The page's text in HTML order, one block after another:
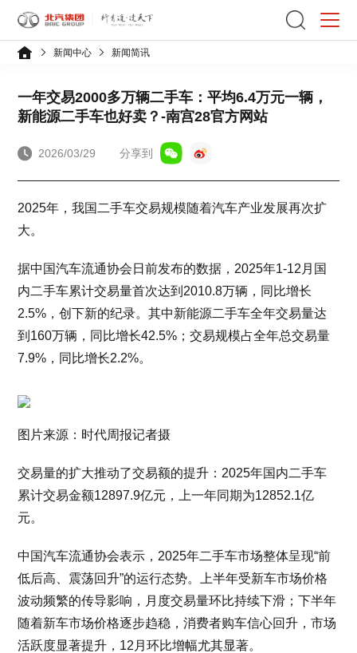
新闻中心 新闻简讯
一年交易2000多万辆二手车：平均6.4万元一辆，
新能源二手车也好卖？-南宫28官方网站
2026/03/29 分享到
2025年，我国二手车交易规模随着汽车产业发展再次扩
大。
据中国汽车流通协会日前发布的数据，2025年1-12月国
内二手车累计交易量首次达到2010.8万辆，同比增长
2.5%，创下新的纪录。其中新能源二手车全年交易量达
到160万辆，同比增长42.5%；交易规模占全年总交易量
7.9%，同比增长2.2%。
图片来源：时代周报记者摄
交易量的扩大推动了交易额的提升：2025年国内二手车
累计交易金额12897.9亿元，上一年同期为12852.1亿
元。
中国汽车流通协会表示，2025年二手车市场整体呈现“前
低后高、震荡回升”的运行态势。上半年受新车市场价格
波动频繁的传导影响，月度交易量环比持续下滑；下半年
随着新车市场价格逐步趋稳，消费者购车信心回升，市场
活跃度显著提升，12月环比增幅尤其显著。